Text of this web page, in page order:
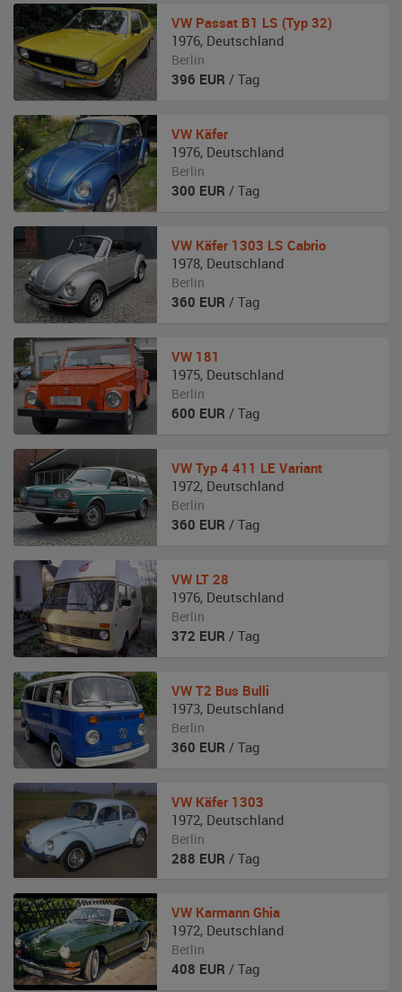
VW Passat B1 LS (Typ 32)
1976, Deutschland
Berlin
396 EUR / Tag
VW Käfer
1976, Deutschland
Berlin
300 EUR / Tag
VW Käfer 1303 LS Cabrio
1978, Deutschland
Berlin
360 EUR / Tag
VW 181
1975, Deutschland
Berlin
600 EUR / Tag
VW Typ 4 411 LE Variant
1972, Deutschland
Berlin
360 EUR / Tag
VW LT 28
1976, Deutschland
Berlin
372 EUR / Tag
VW T2 Bus Bulli
1973, Deutschland
Berlin
360 EUR / Tag
VW Käfer 1303
1972, Deutschland
Berlin
288 EUR / Tag
VW Karmann Ghia
1972, Deutschland
Berlin
408 EUR / Tag